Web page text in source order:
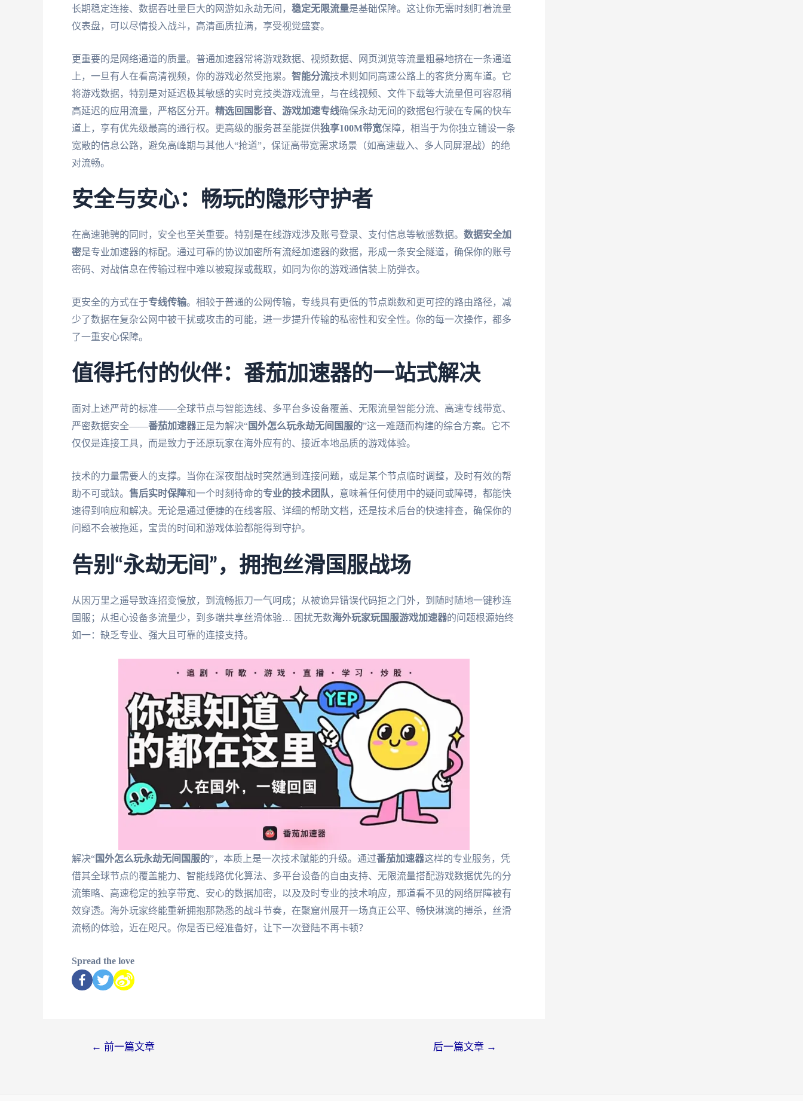
长期稳定连接、数据吞吐量巨大的网游如永劫无间， 稳定无限流量是基础保障。这让你无需时刻盯着流量
仪表盘，可以尽情投入战斗，高清画质拉满，享受视觉盛宴。
更重要的是网络通道的质量。普通加速器常将游戏数据、视频数据、网页浏览等流量粗暴地挤在一条通道
上，一旦有人在看高清视频，你的游戏必然受拖累。 智能分流技术则如同高速公路上的客货分离车道。它
将游戏数据，特别是对延迟极其敏感的实时竞技类游戏流量，与在线视频、文件下载等大流量但可容忍稍
高延迟的应用流量，严格区分开。 精选回国影音、游戏加速专线确保永劫无间的数据包行驶在专属的快车
道上，享有优先级最高的通行权。更高级的服务甚至能提供独享100M带宽保障，相当于为你独立铺设一条
宽敞的信息公路，避免高峰期与其他人“抢道”，保证高带宽需求场景（如高速载入、多人同屏混战）的绝
对流畅。
安全与安心：畅玩的隐形守护者
在高速驰骋的同时，安全也至关重要。特别是在线游戏涉及账号登录、支付信息等敏感数据。 数据安全加
密是专业加速器的标配。通过可靠的协议加密所有流经加速器的数据，形成一条安全隧道，确保你的账号
密码、对战信息在传输过程中难以被窥探或截取，如同为你的游戏通信装上防弹衣。
更安全的方式在于专线传输。相较于普通的公网传输，专线具有更低的节点跳数和更可控的路由路径，减
少了数据在复杂公网中被干扰或攻击的可能，进一步提升传输的私密性和安全性。你的每一次操作，都多
了一重安心保障。
值得托付的伙伴：番茄加速器的一站式解决
面对上述严苛的标准——全球节点与智能选线、多平台多设备覆盖、无限流量智能分流、高速专线带宽、
严密数据安全——番茄加速器正是为解决“国外怎么玩永劫无间国服的”这一难题而构建的综合方案。它不
仅仅是连接工具，而是致力于还原玩家在海外应有的、接近本地品质的游戏体验。
技术的力量需要人的支撑。当你在深夜酣战时突然遇到连接问题，或是某个节点临时调整，及时有效的帮
助不可或缺。 售后实时保障和一个时刻待命的专业的技术团队 ，意味着任何使用中的疑问或障碍，都能快
速得到响应和解决。无论是通过便捷的在线客服、详细的帮助文档，还是技术后台的快速排查，确保你的
问题不会被拖延，宝贵的时间和游戏体验都能得到守护。
告别“永劫无间”，拥抱丝滑国服战场
从因万里之遥导致连招变慢放，到流畅振刀一气呵成；从被诡异错误代码拒之门外，到随时随地一键秒连
国服；从担心设备多流量少，到多端共享丝滑体验… 困扰无数海外玩家玩国服游戏加速器的问题根源始终
如一：缺乏专业、强大且可靠的连接支持。
解决“国外怎么玩永劫无间国服的”，本质上是一次技术赋能的升级。通过番茄加速器这样的专业服务，凭
借其全球节点的覆盖能力、智能线路优化算法、多平台设备的自由支持、无限流量搭配游戏数据优先的分
流策略、高速稳定的独享带宽、安心的数据加密，以及及时专业的技术响应，那道看不见的网络屏障被有
效穿透。海外玩家终能重新拥抱那熟悉的战斗节奏，在聚窟州展开一场真正公平、畅快淋漓的搏杀，丝滑
流畅的体验，近在咫尺。你是否已经准备好，让下一次登陆不再卡顿？
Spread the love
← 前一篇文章 后一篇文章 →